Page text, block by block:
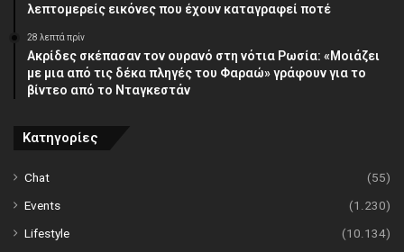
λεπτομερείς εικόνες που έχουν καταγραφεί ποτέ
28 λεπτά πρίν
Ακρίδες σκέπασαν τον ουρανό στη νότια Ρωσία: «Μοιάζει
με μια από τις δέκα πληγές του Φαραώ» γράφουν για το
βίντεο από το Νταγκεστάν
Κατηγορίες
Chat
(55)
Events
(1.230)
Lifestyle
(10.134)